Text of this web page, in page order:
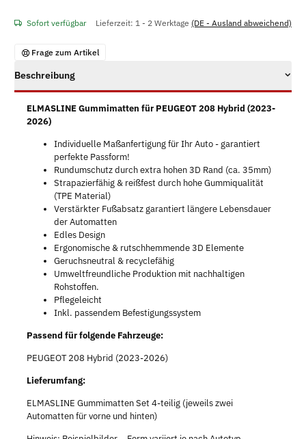
Sofort verfügbar Lieferzeit: 1 - 2 Werktage (DE - Ausland abweichend)
Frage zum Artikel
Beschreibung
ELMASLINE Gummimatten für PEUGEOT 208 Hybrid (2023-
2026)
Individuelle Maßanfertigung für Ihr Auto - garantiert
perfekte Passform!
Rundumschutz durch extra hohen 3D Rand (ca. 35mm)
Strapazierfähig & reißfest durch hohe Gummiqualität
(TPE Material)
Verstärkter Fußabsatz garantiert längere Lebensdauer
der Automatten
Edles Design
Ergonomische & rutschhemmende 3D Elemente
Geruchsneutral & recyclefähig
Umweltfreundliche Produktion mit nachhaltigen
Rohstoffen.
Pflegeleicht
Inkl. passendem Befestigungssystem
Passend für folgende Fahrzeuge:
PEUGEOT 208 Hybrid (2023-2026)
Lieferumfang:
ELMASLINE Gummimatten Set 4-teilig (jeweils zwei
Automatten für vorne und hinten)